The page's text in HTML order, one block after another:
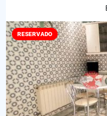
RESERVADO